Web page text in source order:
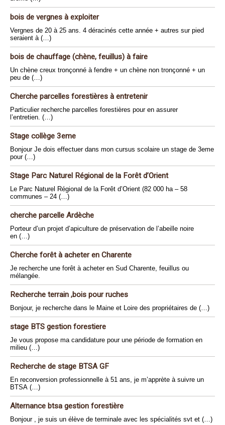
bois de vergnes à exploiter
Vergnes de 20 à 25 ans. 4 déracinés cette année + autres sur pied
seraient à (…)
bois de chauffage (chène, feuillus) à faire
Un chène creux tronçonné à fendre + un chène non tronçonné + un
peu de (…)
Cherche parcelles forestières à entretenir
Particulier recherche parcelles forestières pour en assurer
l’entretien. (…)
Stage collège 3eme
Bonjour Je dois effectuer dans mon cursus scolaire un stage de 3eme
pour (…)
Stage Parc Naturel Régional de la Forêt d’Orient
Le Parc Naturel Régional de la Forêt d’Orient (82 000 ha – 58
communes – 24 (…)
cherche parcelle Ardèche
Porteur d’un projet d’apiculture de préservation de l’abeille noire
en (…)
Cherche forêt à acheter en Charente
Je recherche une forêt à acheter en Sud Charente, feuillus ou
mélangée.
Recherche terrain ,bois pour ruches
Bonjour, je recherche dans le Maine et Loire des propriétaires de (…)
stage BTS gestion forestiere
Je vous propose ma candidature pour une période de formation en
milieu (…)
Recherche de stage BTSA GF
En reconversion professionnelle à 51 ans, je m’apprète à suivre un
BTSA (…)
Alternance btsa gestion forestière
Bonjour , je suis un élève de terminale avec les spécialités svt et (…)